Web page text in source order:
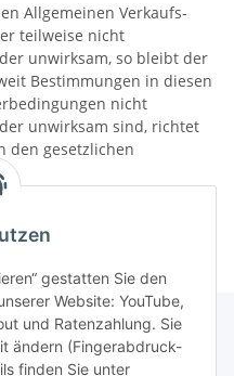
Allgemeinen Verkaufs-
teilweise nicht
unwirksam, so bleibt der
Bestimmungen in diesen
nicht
unwirksam sind, richtet
den gesetzlichen
gestatten Sie den
Website: YouTube,
und Ratenzahlung. Sie
ändern (Fingerabdruck-
finden Sie unter